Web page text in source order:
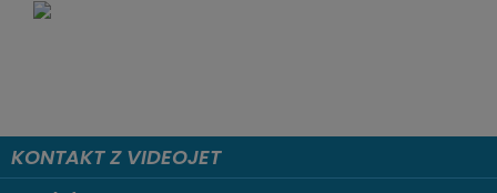
KONTAKT Z VIDEOJET